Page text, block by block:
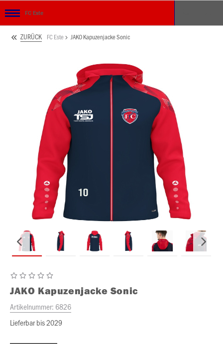
FC Este
ZURÜCK FC Este JAKO Kapuzenjacke Sonic
JAKO Kapuzenjacke Sonic
Artikelnummer: 6826
Lieferbar bis 2029